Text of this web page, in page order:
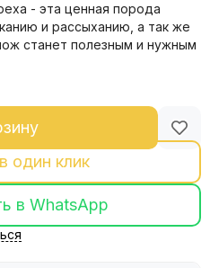
- эта ценная порода
и рассыханию, а так же
станет полезным и нужным
один клик
в WhatsApp